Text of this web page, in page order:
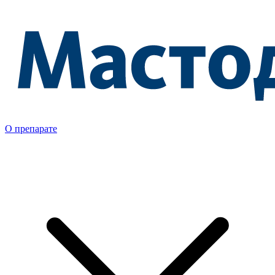
О препарате